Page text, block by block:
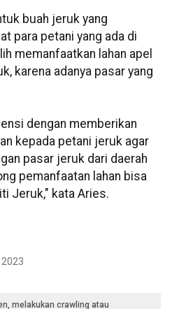
buah jeruk yang
para petani yang ada di
memanfaatkan lahan apel
karena adanya pasar yang
dengan memberikan
kepada petani jeruk agar
pasar jeruk dari daerah
pemanfaatan lahan bisa
Jeruk," kata Aries.
melakukan crawling atau